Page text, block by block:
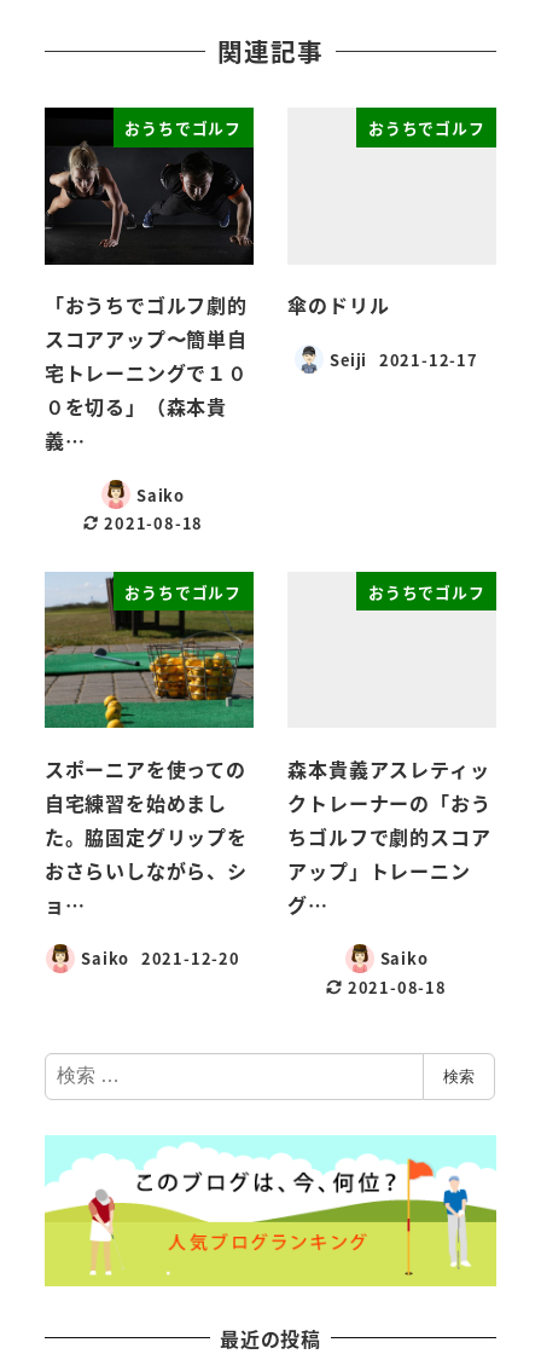
関連記事
おうちでゴルフ
「おうちでゴルフ劇的
スコアアップ〜簡単自
宅トレーニングで１０
０を切る」（森本貴
義…
Saiko
2021-08-18
おうちでゴルフ
傘のドリル
Seiji 2021-12-17
おうちでゴルフ
スポーニアを使っての
自宅練習を始めまし
た。脇固定グリップを
おさらいしながら、シ
ョ…
Saiko 2021-12-20
おうちでゴルフ
森本貴義アスレティッ
クトレーナーの「おう
ちゴルフで劇的スコア
アップ」トレーニン
グ…
Saiko
2021-08-18
検
索
検索
最近の投稿